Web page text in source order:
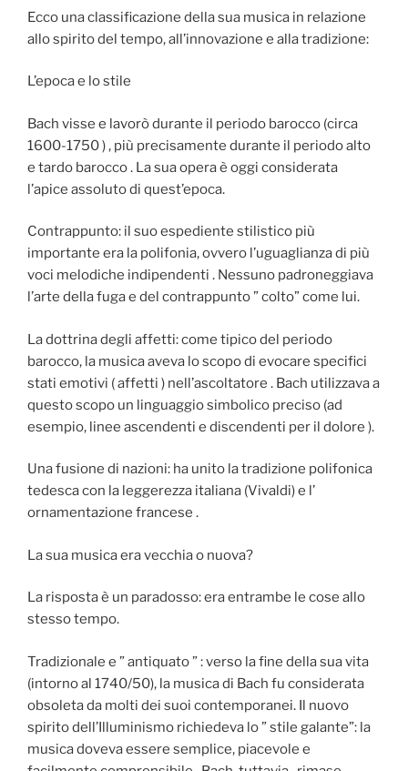
Ecco una classificazione della sua musica in relazione
allo spirito del tempo, all’innovazione e alla tradizione:
L’epoca e lo stile
Bach visse e lavorò durante il periodo barocco (circa
1600-1750 ) , più precisamente durante il periodo alto
e tardo barocco . La sua opera è oggi considerata
l’apice assoluto di quest’epoca.
Contrappunto: il suo espediente stilistico più
importante era la polifonia, ovvero l’uguaglianza di più
voci melodiche indipendenti . Nessuno padroneggiava
l’arte della fuga e del contrappunto ” colto” come lui.
La dottrina degli affetti: come tipico del periodo
barocco, la musica aveva lo scopo di evocare specifici
stati emotivi ( affetti ) nell’ascoltatore . Bach utilizzava a
questo scopo un linguaggio simbolico preciso (ad
esempio, linee ascendenti e discendenti per il dolore ).
Una fusione di nazioni: ha unito la tradizione polifonica
tedesca con la leggerezza italiana (Vivaldi) e l’
ornamentazione francese .
La sua musica era vecchia o nuova?
La risposta è un paradosso: era entrambe le cose allo
stesso tempo.
Tradizionale e ” antiquato ” : verso la fine della sua vita
(intorno al 1740/50), la musica di Bach fu considerata
obsoleta da molti dei suoi contemporanei. Il nuovo
spirito dell’Illuminismo richiedeva lo ” stile galante”: la
musica doveva essere semplice, piacevole e